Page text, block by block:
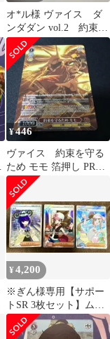
オ*ル様 ヴァイス ダ
ンダダン vol.2 約束を
守るため モモ
SR★★★
¥446
ヴァイス 約束を守る
ため モモ 箔押し PR
DDD/S129-123S
¥4,200
※ぎん様専用【サポー
トSR 3枚セット】ム
ク、トウコ、メイのは
げまし